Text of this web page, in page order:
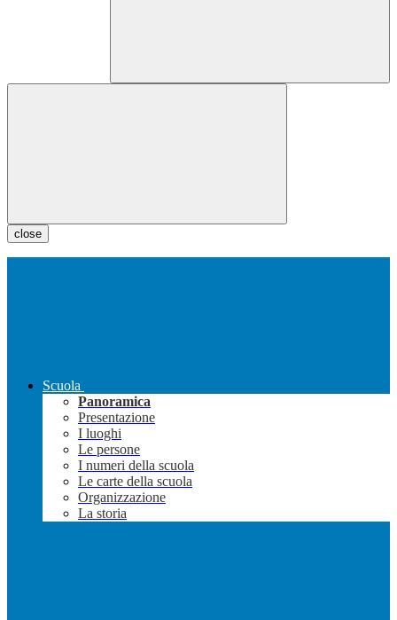
close
Scuola
Panoramica
Presentazione
I luoghi
Le persone
I numeri della scuola
Le carte della scuola
Organizzazione
La storia